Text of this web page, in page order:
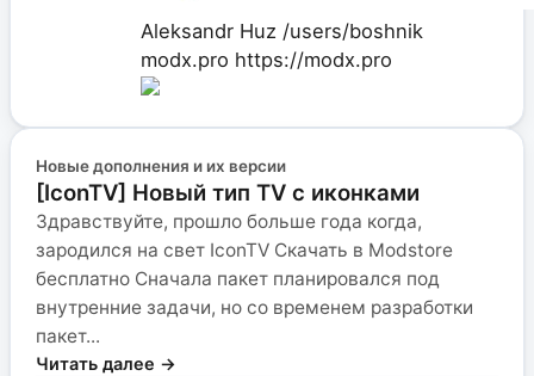
Aleksandr Huz /users/boshnik
modx.pro https://modx.pro
Новые дополнения и их версии
[IconTV] Новый тип TV с иконками
Здравствуйте, прошло больше года когда,
зародился на свет IconTV Скачать в Modstore
бесплатно Сначала пакет планировался под
внутренние задачи, но со временем разработки
пакет...
Читать далее →